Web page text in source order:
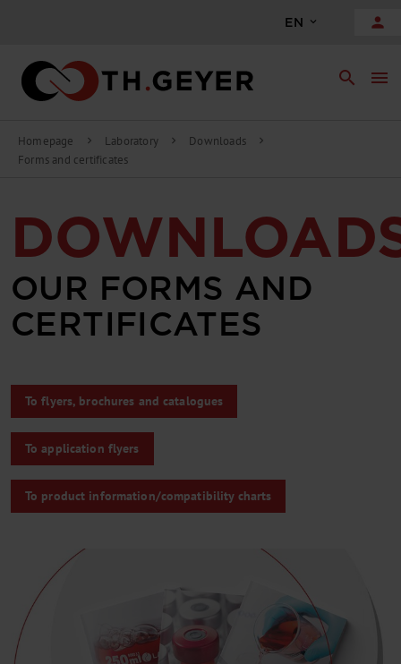
EN person
search menu
Homepage chevron_right Laboratory chevron_right Downloads chevron_right
Forms and certificates
OUR FORMS AND
CERTIFICATES
To flyers, brochures and catalogues
To application flyers
To product infor­mati­on/compa­tibili­ty charts